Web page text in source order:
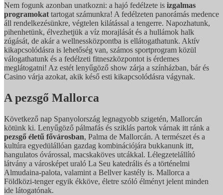
Nem fogunk azonban unatkozni: a hajó fedélzete is izgalmas
programokat tartogat számunkra! A fedélzeten panorámás medence
áll rendelkezésünkre, végtelen kilátással a tengerre. Napozhatunk,
pihenhetünk, élvezhetjük a víz morajlását és a hullámok halk
zúgását, de akár a wellnessközpontba is ellátogathatunk. Aktív
kikapcsolódásra is lehetőség van, számos sportprogram közül
válogathatunk és a fedélzeti fitneszközpontot is érdemes
meglátogatni! Az estét lenyűgöző show zárja a színházban, bár és
Casino várja azokat, akik késő esti kikapcsolódásra vágynak.
A pezsgő Mallorca
Következő nap Spanyolország legnagyobb szigetén, Mallorcán
kötünk ki. Lenyűgöző pálmafás és sziklás partok várnak itt ránk a
pezsgő életű fővárosban, Palma de Mallorcán. A természet és a
kultúra egyedülállóan gazdag kombinációjára bukkanunk itt,
hangulatos óvárossal, macskaköves utcákkal. Lélegzetelállító
látvány a városképet uraló La Seu katedrális és a történelmi
Almudaina-palota, valamint a Bellver kastély is. Mallorca a
Földközi-tenger egyik ékköve, életre szóló élményt jelent minden
ide látogatónak.